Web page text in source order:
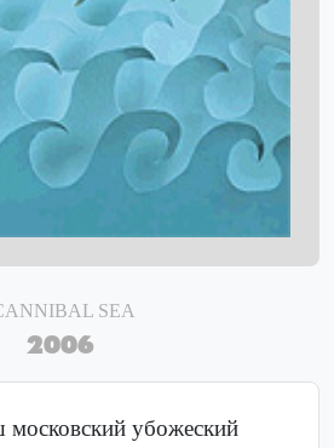
SEA
2006
убожеский